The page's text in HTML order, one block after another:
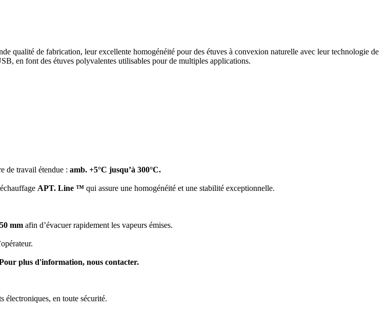
qualité de fabrication, leur excellente homogénéité pour des étuves à convexion naturelle avec leur technologie de
en font des étuves polyvalentes utilisables pour de multiples applications.
de travail étendue : amb. +5°C jusqu’à 300°C.
APT. Line ™ qui assure une homogénéité et une stabilité exceptionnelle.
mm afin d’évacuer rapidement les vapeurs émises.
plus d'information, nous contacter.
électroniques, en toute sécurité.